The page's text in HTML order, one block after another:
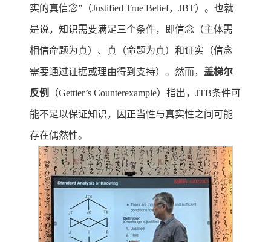
实的真信念”（Justified True Belief，JBT）。也就
是说，知识需要满足三个条件，即信念（主体需
相信命题为真）、真（命题为真）和证实（信念
需要通过证据或理由得到支持）。然而， 盖梯尔
反例 （Gettier’s Counterexample）指出，JTB条件可
能不足以保证知识，因正当性与真实性之间可能
存在偶然性。